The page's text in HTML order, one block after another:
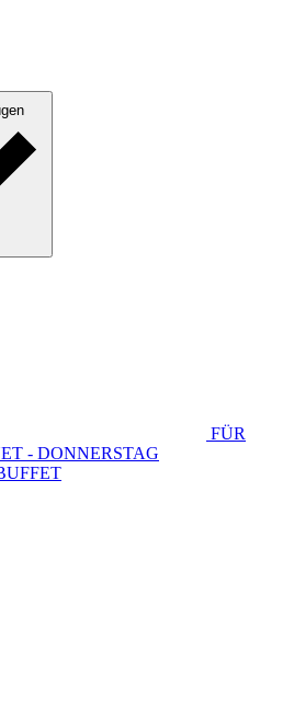
FÜR
- DONNERSTAG